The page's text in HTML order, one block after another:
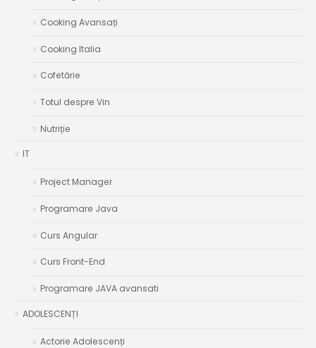
Cooking Avansați
Cooking Italia
Cofetărie
Totul despre Vin
Nutriție
IT
Project Manager
Programare Java
Curs Angular
Curs Front-End
Programare JAVA avansati
ADOLESCENȚI
Actorie Adolescenți